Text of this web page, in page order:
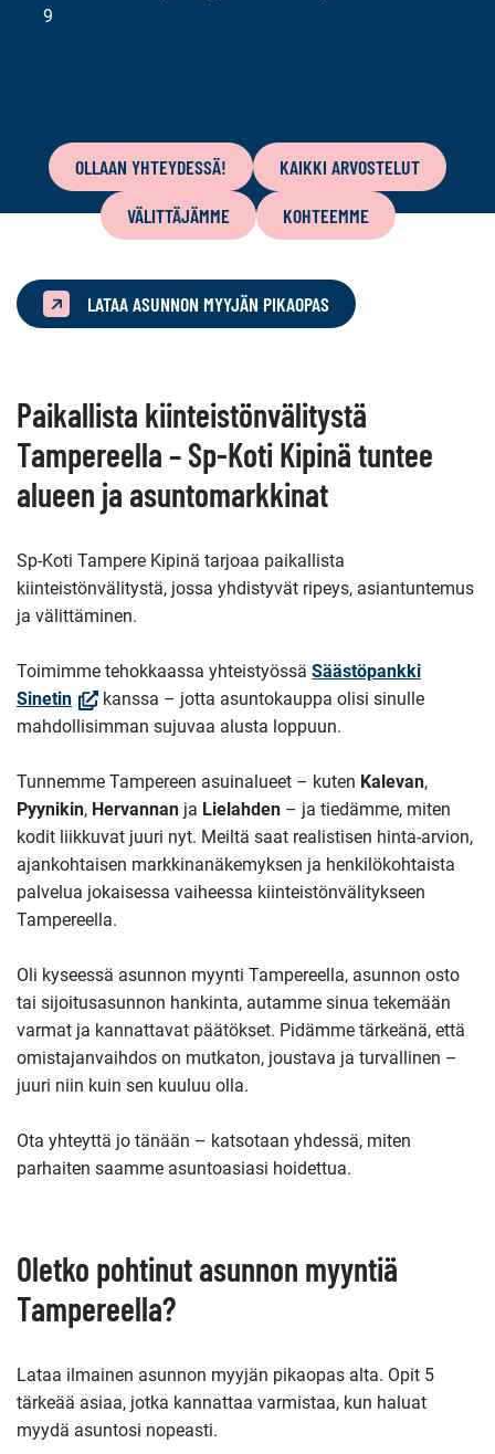
9
sivun
sisältö
OLLAAN YHTEYDESSÄ!
KAIKKI ARVOSTELUT
VÄLITTÄJÄMME
KOHTEEMME
LATAA ASUNNON MYYJÄN PIKAOPAS
Paikallista kiinteistönvälitystä
Tampereella – Sp-Koti Kipinä tuntee
alueen ja asuntomarkkinat
Sp-Koti Tampere Kipinä tarjoaa paikallista
kiinteistönvälitystä, jossa yhdistyvät ripeys, asiantuntemus
ja välittäminen.
Toimimme tehokkaassa yhteistyössä Säästöpankki
Sinetin(Avautuu
uuteen
Siirryt
toiseen
palveluun)
kanssa – jotta asuntokauppa olisi sinulle
mahdollisimman sujuvaa alusta loppuun.
Tunnemme Tampereen asuinalueet – kuten Kalevan,
Pyynikin, Hervannan ja Lielahden – ja tiedämme, miten
kodit liikkuvat juuri nyt. Meiltä saat realistisen hinta-arvion,
ajankohtaisen markkinanäkemyksen ja henkilökohtaista
palvelua jokaisessa vaiheessa kiinteistönvälitykseen
Tampereella.
Oli kyseessä asunnon myynti Tampereella, asunnon osto
tai sijoitusasunnon hankinta, autamme sinua tekemään
varmat ja kannattavat päätökset. Pidämme tärkeänä, että
omistajanvaihdos on mutkaton, joustava ja turvallinen –
juuri niin kuin sen kuuluu olla.
Ota yhteyttä jo tänään – katsotaan yhdessä, miten
parhaiten saamme asuntoasiasi hoidettua.
Oletko pohtinut asunnon myyntiä
Tampereella?
Lataa ilmainen asunnon myyjän pikaopas alta. Opit 5
tärkeää asiaa, jotka kannattaa varmistaa, kun haluat
myydä asuntosi nopeasti.